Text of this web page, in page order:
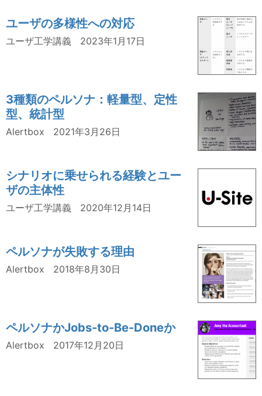
o
n
ユーザの多様性への対応
ユーザ工学講義 2023年1月17日
3種類のペルソナ：軽量型、定性
型、統計型
Alertbox 2021年3月26日
シナリオに乗せられる経験とユー
ザの主体性
ユーザ工学講義 2020年12月14日
ペルソナが失敗する理由
Alertbox 2018年8月30日
ペルソナかJobs-to-Be-Doneか
Alertbox 2017年12月20日